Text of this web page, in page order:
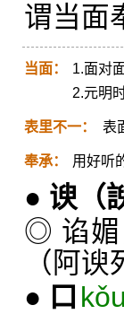
谓当面
当面：
1.面对
2.元明
表里不一： 表
奉承： 用好听
● 谀 （
◎ 谄媚
（阿谀
● 口